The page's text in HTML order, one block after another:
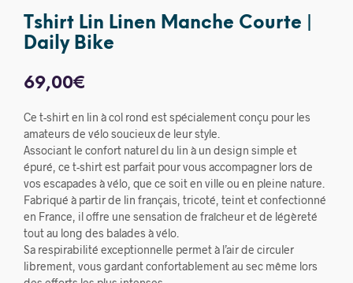
Tshirt Lin Linen Manche Courte |
Daily Bike
69,00€
Ce t-shirt en lin à col rond est spécialement conçu pour les
amateurs de vélo soucieux de leur style.
Associant le confort naturel du lin à un design simple et
épuré, ce t-shirt est parfait pour vous accompagner lors de
vos escapades à vélo, que ce soit en ville ou en pleine nature.
Fabriqué à partir de lin français, tricoté, teint et confectionné
en France, il offre une sensation de fraîcheur et de légèreté
tout au long des balades à vélo.
Sa respirabilité exceptionnelle permet à l’air de circuler
librement, vous gardant confortablement au sec même lors